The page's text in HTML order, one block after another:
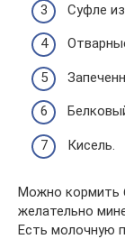
Суфле
Кисель.
Можно кормить
желательно
Есть молочную